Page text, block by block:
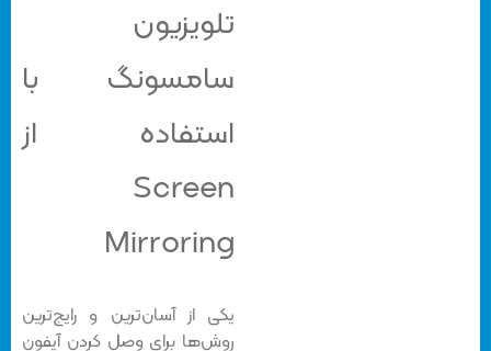
تلویزیون
سامسونگ با
استفاده از
Screen
Mirroring
یکی از آسان‌ترین و رایج‌ترین
روش‌ها برای وصل كردن آيفون